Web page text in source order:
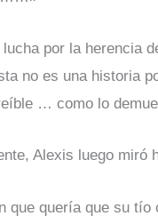
lucha por la herencia
no es una historia
… como lo
Alexis luego miró
que quería que su